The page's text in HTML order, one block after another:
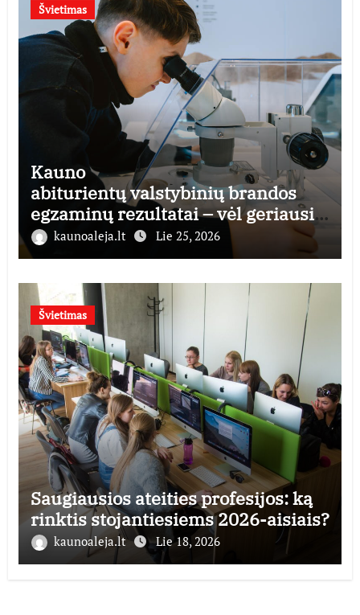
Švietimas
Kauno
abiturientų valstybinių brandos
egzaminų rezultatai – vėl geriausi
šalyjekaunoaleja.lt Lie 25, 2026
Švietimas
Saugiausios ateities profesijos: ką
rinktis stojantiesiems 2026-aisiais?
kaunoaleja.lt Lie 18, 2026